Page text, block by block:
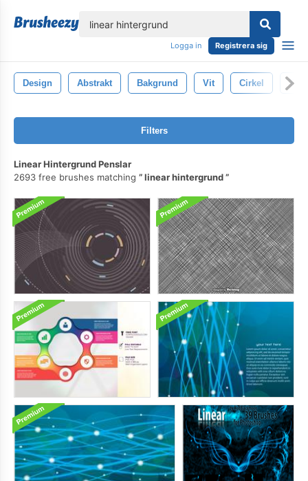
Logga in Registrera sig
Design Abstrakt Bakgrund Vit Cirkel
Filters
Linear Hintergrund Penslar
2693 free brushes matching
linear hintergrund